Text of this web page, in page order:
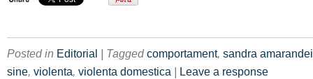
Posted in Editorial | Taggedcomportament, sandra amarandei
sine, violenta, violenta domestica | Leave a response